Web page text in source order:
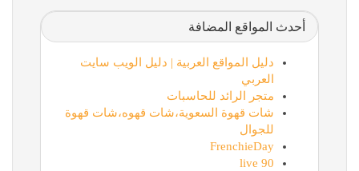
أحدث المواقع المضافة
دليل المواقع العربية | دليل الويب سايت
العربي
متجر الرائد للحاسبات
شات قهوة السعوية،شات قهوه،شات قهوة
للجوال
FrenchieDay
90 live